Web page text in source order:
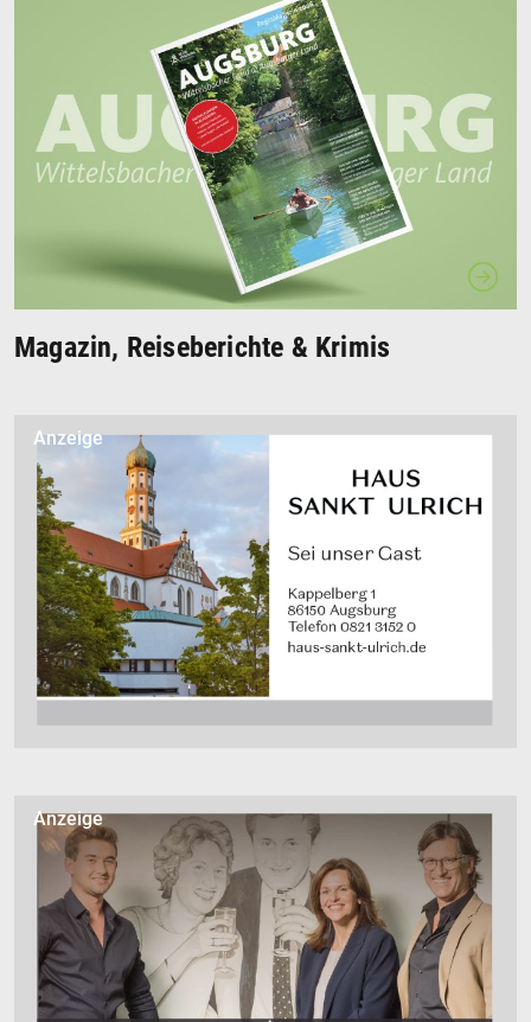
Magazin, Reiseberichte & Krimis
Anzeige
Anzeige